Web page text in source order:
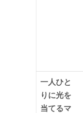
一人ひと
りに光を
当てるマ